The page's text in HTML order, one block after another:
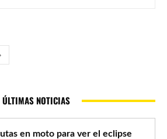
ÚLTIMAS NOTICIAS
en moto para ver el eclipse